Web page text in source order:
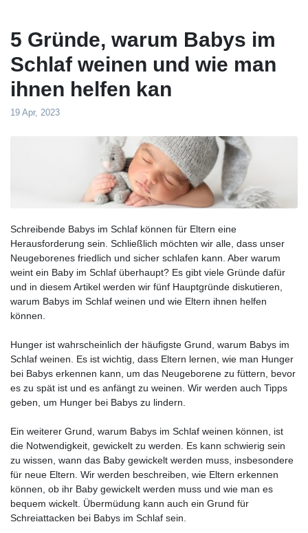
5 Gründe, warum Babys im
Schlaf weinen und wie man
ihnen helfen kan
19 Apr, 2023
Schreibende Babys im Schlaf können für Eltern eine
Herausforderung sein. Schließlich möchten wir alle, dass unser
Neugeborenes friedlich und sicher schlafen kann. Aber warum
weint ein Baby im Schlaf überhaupt? Es gibt viele Gründe dafür
und in diesem Artikel werden wir fünf Hauptgründe diskutieren,
warum Babys im Schlaf weinen und wie Eltern ihnen helfen
können.
Hunger ist wahrscheinlich der häufigste Grund, warum Babys im
Schlaf weinen. Es ist wichtig, dass Eltern lernen, wie man Hunger
bei Babys erkennen kann, um das Neugeborene zu füttern, bevor
es zu spät ist und es anfängt zu weinen. Wir werden auch Tipps
geben, um Hunger bei Babys zu lindern.
Ein weiterer Grund, warum Babys im Schlaf weinen können, ist
die Notwendigkeit, gewickelt zu werden. Es kann schwierig sein
zu wissen, wann das Baby gewickelt werden muss, insbesondere
für neue Eltern. Wir werden beschreiben, wie Eltern erkennen
können, ob ihr Baby gewickelt werden muss und wie man es
bequem wickelt. Übermüdung kann auch ein Grund für
Schreiattacken bei Babys im Schlaf sein.